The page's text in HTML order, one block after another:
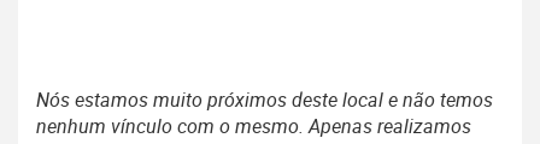
Nós estamos muito próximos deste local e não temos
nenhum vínculo com o mesmo. Apenas realizamos